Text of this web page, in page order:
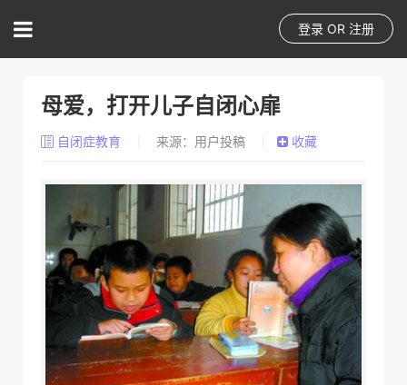
登录 OR 注册
母爱，打开儿子自闭心扉
自闭症教育 来源：用户投稿 收藏